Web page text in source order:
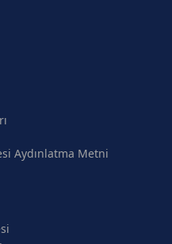
Aydınlatma Metni